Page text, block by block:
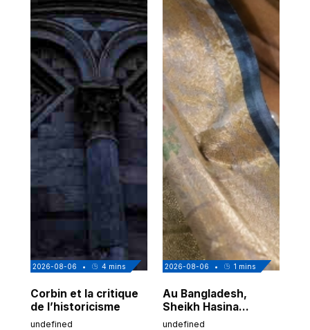
2026-08-06 • 4 mins
Corbin et la critique
de l’historicisme
undefined
2026-08-06 • 1 mins
Au Bangladesh,
Sheikh Hasina
prépare son retour
undefined